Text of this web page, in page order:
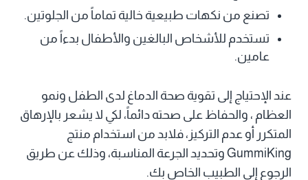
تصنع من نكهات طبيعية خالية تماماً من الجلوتين.
تستخدم للأشخاص البالغين والأطفال بدءاً من
عامين.
عند الإحتياج إلى تقوية صحة الدماغ لدى الطفل ونمو
العظام ، والحفاظ على صحته دائماً، لكي لا يشعر بالإرهاق
المتكرر أو عدم التركيز، فلابد من استخدام منتج
GummiKing وتحديد الجرعة المناسبة، وذلك عن طريق
الرجوع إلى الطبيب الخاص بك.